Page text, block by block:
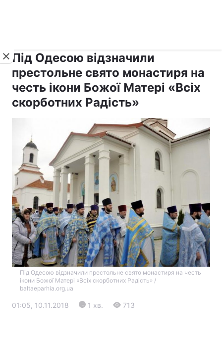
Під Одесою відзначили
престольне свято монастиря на
честь ікони Божої Матері «Всіх
скорботних Радість»
Під Одесою відзначили престольне свято монастиря на честь
ікони Божої Матері «Всіх скорботних Радість» /
baltaeparhia.org.ua
01:05, 10.11.2018 1 хв. 713